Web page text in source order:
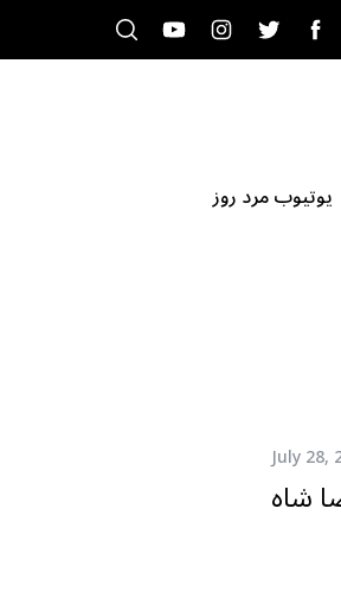
یوتیوب مرد روز
July 28,
شاه